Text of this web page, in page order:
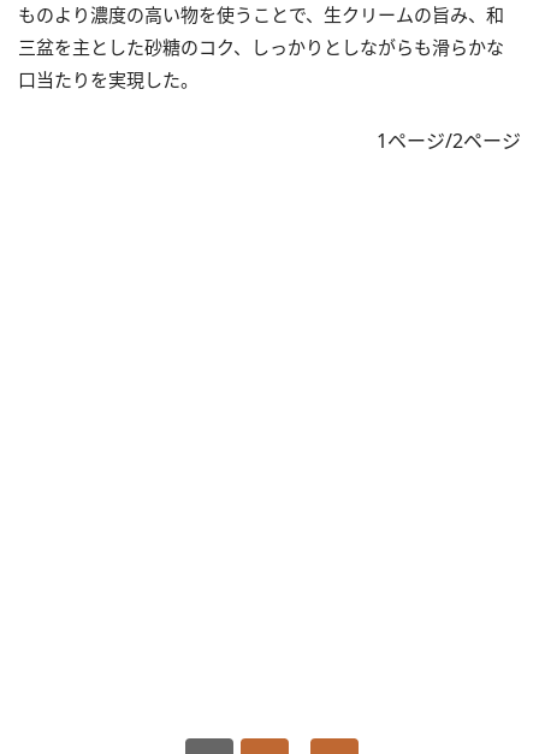
ものより濃度の高い物を使うことで、生クリームの旨み、和
三盆を主とした砂糖のコク、しっかりとしながらも滑らかな
口当たりを実現した。
1ページ/2ページ